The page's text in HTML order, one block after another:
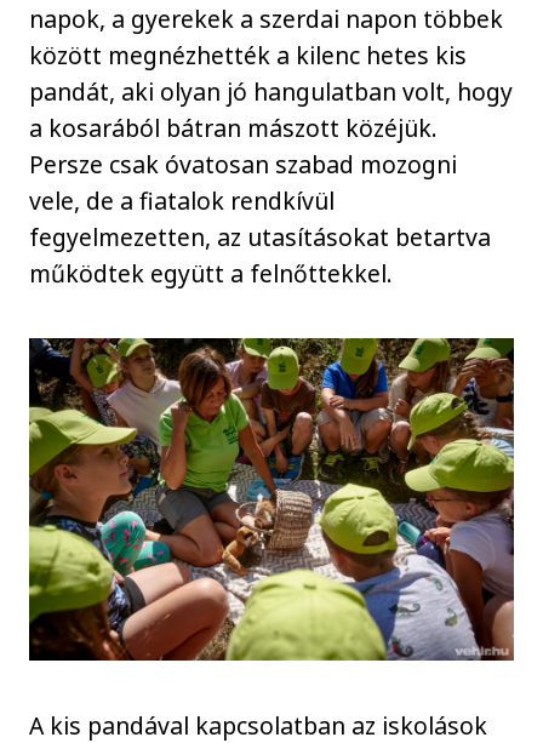
napok, a gyerekek a szerdai napon többek
között megnézhették a kilenc hetes kis
pandát, aki olyan jó hangulatban volt, hogy
a kosarából bátran mászott közéjük.
Persze csak óvatosan szabad mozogni
vele, de a fiatalok rendkívül
fegyelmezetten, az utasításokat betartva
működtek együtt a felnőttekkel.
A kis pandával kapcsolatban az iskolások